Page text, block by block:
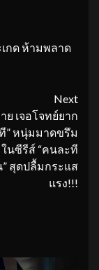
กด ห้ามพลาด
Next
ย เจอโจทย์ยาก
” หนุ่มมาดขรึม
นซีรีส์ “คนละที
” สุดปลื้มกระแส
แรง!!!